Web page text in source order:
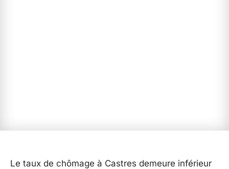
Le taux de chômage à Castres demeure inférieur